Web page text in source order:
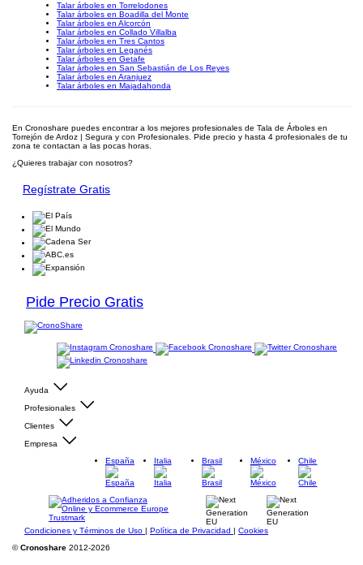
Talar árboles en Torrelodones
Talar árboles en Boadilla del Monte
Talar árboles en Alcorcón
Talar árboles en Collado Villalba
Talar árboles en Tres Cantos
Talar árboles en Leganés
Talar árboles en Getafe
Talar árboles en San Sebastián de Los Reyes
Talar árboles en Aranjuez
Talar árboles en Majadahonda
En Cronoshare puedes encontrar a los mejores profesionales de Tala de Árboles en
Torrejón de Ardoz | Segura y con Profesionales. Pide precio y hasta 4 profesionales de tu
zona te contactan a las pocas horas.
¿Quieres trabajar con nosotros?
Regístrate Gratis
Pide Precio Gratis
Ayuda
Profesionales
Clientes
Empresa
España
Italia Brasil México Chile
Condiciones y Términos de Uso | Política de Privacidad | Cookies
©Cronoshare 2012-2026